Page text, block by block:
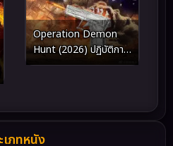
Operation Demon
Hunt (2026) ปฏิบัติการ
ล่าปีศาจ
เภทหนัง